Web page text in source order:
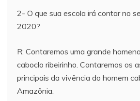
2- O que sua escola irá contar no
2020?
R: Contaremos uma grande
caboclo ribeirinho. Contaremos os
principais da vivência do homem
Amazônia.